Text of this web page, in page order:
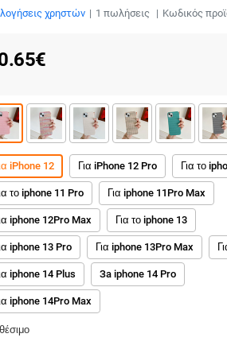
χρηστών 1 πωλήσεις Κωδικός
€
iPhone 12 Για iPhone 12 Pro Για το
το iphone 11 Pro Για iphone 11Pro Max
iphone 12Pro Max Για το iphone 13
iphone 13 Pro Για iphone 13Pro Max
iphone 14 Plus За iphone 14 Pro
iphone 14Pro Max